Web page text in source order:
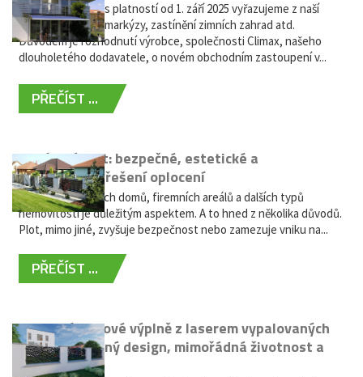
Vážení zákazníci, s platností od 1. září 2025 vyřazujeme z naší
nabídky výsuvné markýzy, zastínění zimních zahrad atd.
Důvodem je rozhodnutí výrobce, společnosti Climax, našeho
dlouholetého dodavatele, o novém obchodním zastoupení v...
PŘEČÍST ...
Hliníkový plot: bezpečné, estetické a
bezúdržbové řešení oplocení
Oplocení rodinných domů, firemních areálů a dalších typů
nemovitostí je důležitým aspektem. A to hned z několika důvodů.
Plot, mimo jiné, zvyšuje bezpečnost nebo zamezuje vniku na...
PŘEČÍST ...
Moderní plotové výplně z laserem vypalovaných
kovů: výjimečný design, mimořádná životnost a
žádná údržba